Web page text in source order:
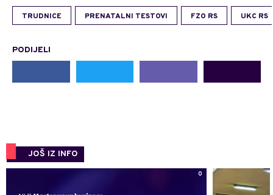
TRUDNICE PRENATALNI TESTOVI FZO RS UKC RS
PODIJELI
JOŠ IZ INFO
0